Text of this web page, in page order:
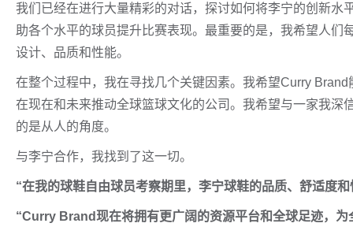
我们已经在进行大量精彩的对话，探讨如何将李宁的创新水
助各个水平的球员提升比赛表现。最重要的是，我希望人
设计、品质和性能。
在整个过程中，我在寻找几个关键因素。我希望Curry
在现在和未来推动全球篮球文化的公司。我希望与一家我
的是从人的角度。
与李宁合作，我找到了这一切。
“在我的球鞋自由球员考察期里，李宁球鞋的品质、舒适度
“Curry Brand现在将拥有更广阔的资源平台和全球足迹，